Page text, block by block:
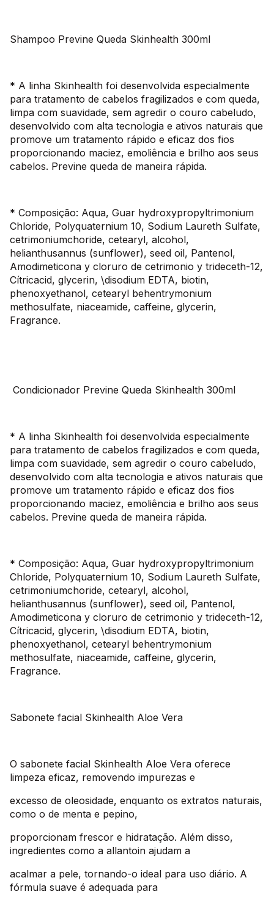
Shampoo Previne Queda Skinhealth 300ml
* A linha Skinhealth foi desenvolvida especialmente
para tratamento de cabelos fragilizados e com queda,
limpa com suavidade, sem agredir o couro cabeludo,
desenvolvido com alta tecnologia e ativos naturais que
promove um tratamento rápido e eficaz dos fios
proporcionando maciez, emoliência e brilho aos seus
cabelos. Previne queda de maneira rápida.
* Composição: Aqua, Guar hydroxypropyltrimonium
Chloride, Polyquaternium 10, Sodium Laureth Sulfate,
cetrimoniumchoride, cetearyl, alcohol,
helianthusannus (sunflower), seed oil, Pantenol,
Amodimeticona y cloruro de cetrimonio y trideceth-12,
Cítricacid, glycerin, \disodium EDTA, biotin,
phenoxyethanol, cetearyl behentrymonium
methosulfate, niaceamide, caffeine, glycerin,
Fragrance.
Condicionador Previne Queda Skinhealth 300ml
* A linha Skinhealth foi desenvolvida especialmente
para tratamento de cabelos fragilizados e com queda,
limpa com suavidade, sem agredir o couro cabeludo,
desenvolvido com alta tecnologia e ativos naturais que
promove um tratamento rápido e eficaz dos fios
proporcionando maciez, emoliência e brilho aos seus
cabelos. Previne queda de maneira rápida.
* Composição: Aqua, Guar hydroxypropyltrimonium
Chloride, Polyquaternium 10, Sodium Laureth Sulfate,
cetrimoniumchoride, cetearyl, alcohol,
helianthusannus (sunflower), seed oil, Pantenol,
Amodimeticona y cloruro de cetrimonio y trideceth-12,
Cítricacid, glycerin, \disodium EDTA, biotin,
phenoxyethanol, cetearyl behentrymonium
methosulfate, niaceamide, caffeine, glycerin,
Fragrance.
Sabonete facial Skinhealth Aloe Vera
O sabonete facial Skinhealth Aloe Vera oferece
limpeza eficaz, removendo impurezas e
excesso de oleosidade, enquanto os extratos naturais,
como o de menta e pepino,
proporcionam frescor e hidratação. Além disso,
ingredientes como a allantoin ajudam a
acalmar a pele, tornando-o ideal para uso diário. A
fórmula suave é adequada para